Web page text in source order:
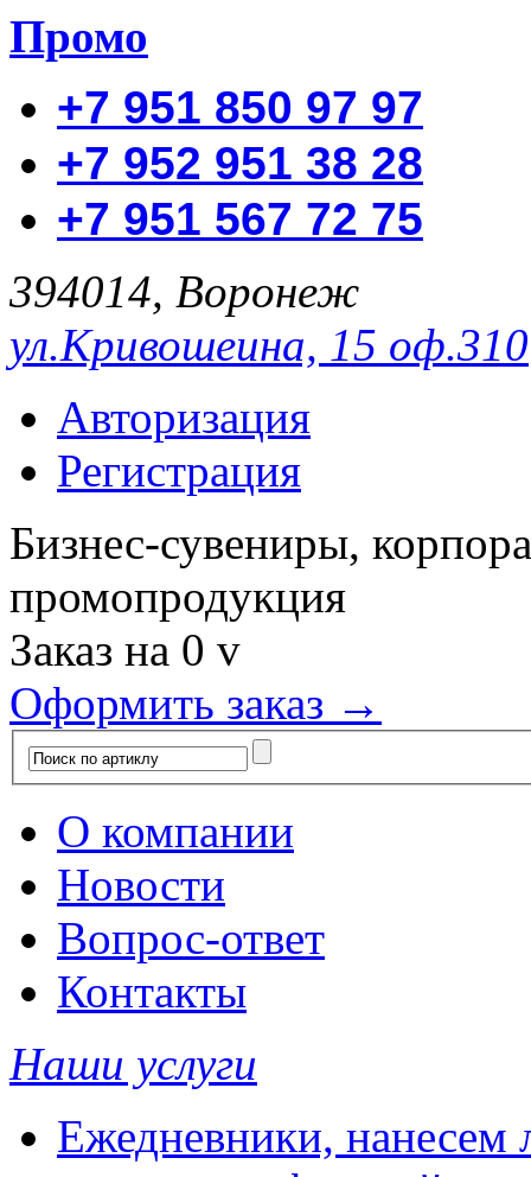
Промо
+7 951 850 97 97
+7 952 951 38 28
+7 951 567 72 75
394014, Воронеж
ул.Кривошеина, 15 оф.310
Авторизация
Регистрация
Бизнес-сувениры,
промопродукция
Заказ на 0 v
Оформить заказ →
О компании
Новости
Вопрос-ответ
Контакты
Наши услуги
Ежедневники, нанесем